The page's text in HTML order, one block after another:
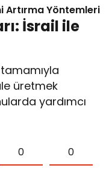
Artırma Yöntemleri
İsrail ile
üretmek
yardımcı
0 0